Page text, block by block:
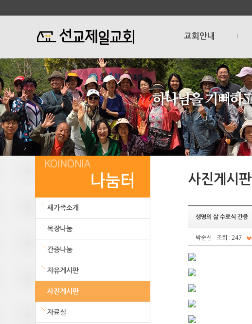
교회안내
새가족소개
목장나눔
간증나눔
자유게시판
사진게시판
자료실
사진게시판
생명의 삶 수료식 간증
박순신 조회 : 247